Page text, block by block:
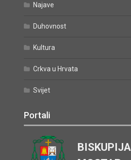
Najave
Duhovnost
Kultura
Crkva u Hrvata
Svijet
Portali
BISKUPIJA